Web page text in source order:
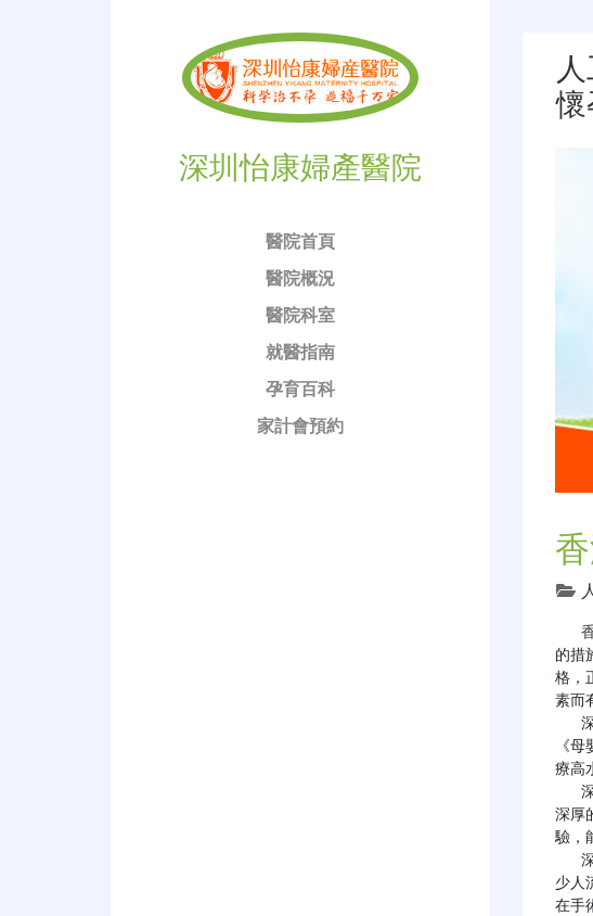
深圳怡康婦產醫院
醫院首頁
醫院概況
醫院科室
就醫指南
孕育百科
家計會預約
的措
格，
素而
《
療高
深厚
驗，
少人
在手